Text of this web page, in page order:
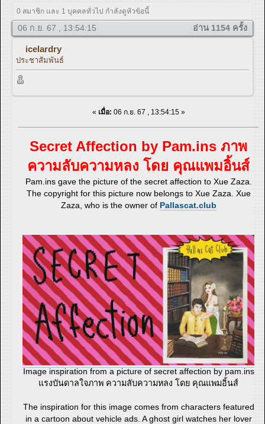
0 สมาชิก และ 1 บุคคลทั่วไป กำลังดูหัวข้อนี้
06 ก.ย. 67 , 13:54:15 อ่าน 1154 ครั้ง
icelardry
ประชาสัมพันธ์
« เมื่อ: 06 ก.ย. 67 , 13:54:15 »
Secret Affection by Pam.ins ภาพ
ความลับความหลง โดย คุณแพมอิ้นส์
Pam.ins gave the picture of the secret affection to Xue Zaza.
The copyright for this picture now belongs to Xue Zaza. Xue
Zaza, who is the owner of Pallascat.club
Image inspiration from a picture of secret affection by pam.ins
แรงบันดาลใจภาพ ความลับความหลง โดย คุณแพมอิ้นส์
The inspiration for this image comes from characters featured
in a cartoon about vehicle ads. A ghost girl watches her lover